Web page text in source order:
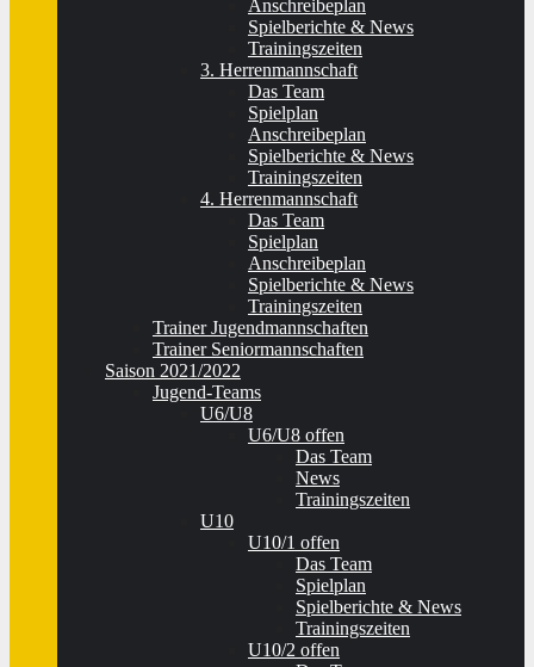
Anschreibeplan
Spielberichte & News
Trainingszeiten
3. Herrenmannschaft
Das Team
Spielplan
Anschreibeplan
Spielberichte & News
Trainingszeiten
4. Herrenmannschaft
Das Team
Spielplan
Anschreibeplan
Spielberichte & News
Trainingszeiten
Trainer Jugendmannschaften
Trainer Seniormannschaften
Saison 2021/2022
Jugend-Teams
U6/U8
U6/U8 offen
Das Team
News
Trainingszeiten
U10
U10/1 offen
Das Team
Spielplan
Spielberichte & News
Trainingszeiten
U10/2 offen